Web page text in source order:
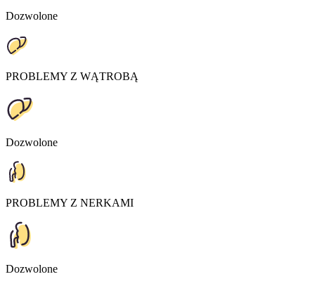
Dozwolone
PROBLEMY Z WĄTROBĄ
Dozwolone
PROBLEMY Z NERKAMI
Dozwolone